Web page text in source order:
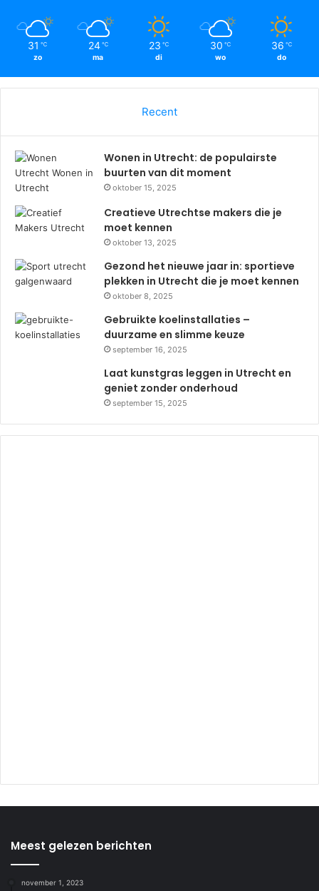
31 ℃
zo
24 ℃
ma
23 ℃
di
30 ℃
wo
36 ℃
do
Recent
Wonen in Utrecht: de populairste
buurten van dit moment
oktober 15, 2025
Creatieve Utrechtse makers die je
moet kennen
oktober 13, 2025
Gezond het nieuwe jaar in: sportieve
plekken in Utrecht die je moet kennen
oktober 8, 2025
Gebruikte koelinstallaties –
duurzame en slimme keuze
september 16, 2025
Laat kunstgras leggen in Utrecht en
geniet zonder onderhoud
september 15, 2025
Meest gelezen berichten
november 1, 2023